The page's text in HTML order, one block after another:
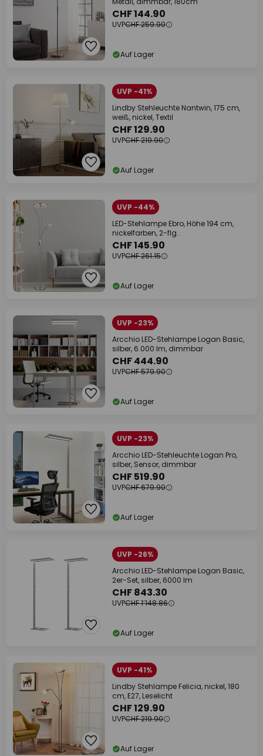
CHF 144.90
UVPCHF 259.90
Auf Lager
UVP -41%
Lindby Stehleuchte Nantwin, 175 cm,
weiß, nickel, Textil
CHF 129.90
UVPCHF 219.90
Auf Lager
UVP -44%
LED-Stehlampe Ebro, Höhe 194 cm,
nickelfarben, 2-flg..
CHF 145.90
UVPCHF 261.15
Auf Lager
UVP -23%
Arcchio LED-Stehlampe Logan Basic,
silber, 6.000 lm, dimmbar
CHF 444.90
UVPCHF 579.90
Auf Lager
UVP -23%
Arcchio LED-Stehleuchte Logan Pro,
silber, Sensor, dimmbar
CHF 519.90
UVPCHF 679.90
Auf Lager
UVP -26%
Arcchio LED-Stehlampe Logan Basic,
2er-Set, silber, 6000 lm
CHF 843.30
UVPCHF 1’148.86
Auf Lager
UVP -41%
Lindby Stehlampe Felicia, nickel, 180
cm, E27, Leselicht
CHF 129.90
UVPCHF 219.90
Auf Lager